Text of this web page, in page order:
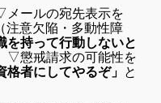
メールの宛先表示を
意欠陥・多動性障
を持って行動しないと
▽懲戒請求の可能性を
格者にしてやるぞ」 と